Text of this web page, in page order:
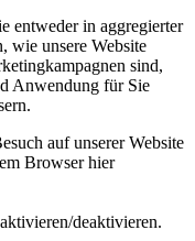
entweder in aggregierter
wie unsere Website
sind,
Anwendung für Sie
auf unserer Website
Browser hier
deaktivieren.